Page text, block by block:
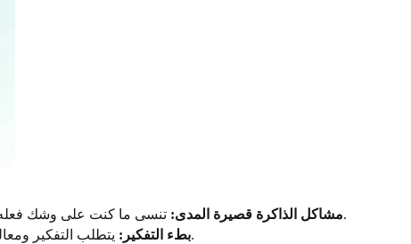
مشاكل الذاكرة قصيرة المدى:تنسى ما كنت على وشك فعله، تضع الأشياء في غير مكانها بشكل متكرر، أو تواجه صعوبة في تذكر المحادثات الأخيرة.
بطء التفكير:يتطلب التفكير ومعالجة المعلومات جهداً أكبر من المعتاد. قد يبدو العثور على الكلمات الصحيحة وكأنه صراع.